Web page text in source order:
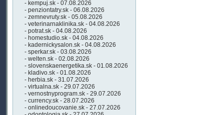
- kempuj.sk - 07.08.2026
- penziontatry.sk - 06.08.2026
- zemnevruty.sk - 05.08.2026
- veterinarnaklinika.sk - 04.08.2026
- potrat.sk - 04.08.2026
- homestudio.sk - 04.08.2026
- kadernickysalon.sk - 04.08.2026
- sperkar.sk - 03.08.2026
- welten.sk - 02.08.2026
- slovenskaenergetika.sk - 01.08.2026
- kladivo.sk - 01.08.2026
- herbia.sk - 31.07.2026
- virtualna.sk - 29.07.2026
- vernostnyprogram.sk - 29.07.2026
- currency.sk - 28.07.2026
- onlinedoucovanie.sk - 27.07.2026